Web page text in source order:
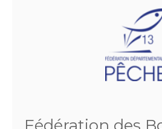
Fédération des